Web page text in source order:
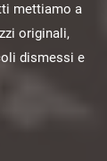
mettiamo a
originali,
dismessi e